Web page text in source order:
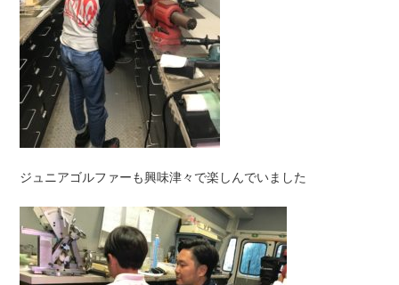
ジュニアゴルファーも興味津々で楽しんでいました